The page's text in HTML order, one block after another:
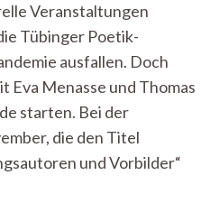
der
Tübinger
Poetik-
Dozentur
2021
Veranstaltungen
Tübinger Poetik-
ausfallen. Doch
Eva Menasse und Thomas
starten. Bei der
die den Titel
und Vorbilder“